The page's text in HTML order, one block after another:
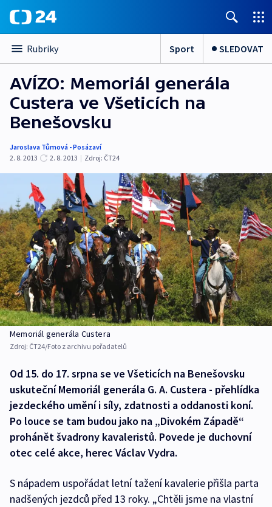
Rubriky Sport SLEDOVAT
AVÍZO: Memoriál generála
Custera ve Všeticích na
Benešovsku
Jaroslava Tůmová - Posázaví
2. 8. 2013
2. 8. 2013 | Zdroj: ČT24
Memoriál generála Custera
Zdroj: ČT24/Foto z archivu pořadatelů
Od 15. do 17. srpna se ve Všeticích na Benešovsku
uskuteční Memoriál generála G. A. Custera - přehlídka
jezdeckého umění i síly, zdatnosti a oddanosti koní.
Po louce se tam budou jako na „Divokém Západě“
prohánět švadrony kavaleristů. Povede je duchovní
otec celé akce, herec Václav Vydra.
S nápadem uspořádat letní tažení kavalerie přišla parta
nadšených jezdců před 13 roky. „Chtěli jsme na vlastní